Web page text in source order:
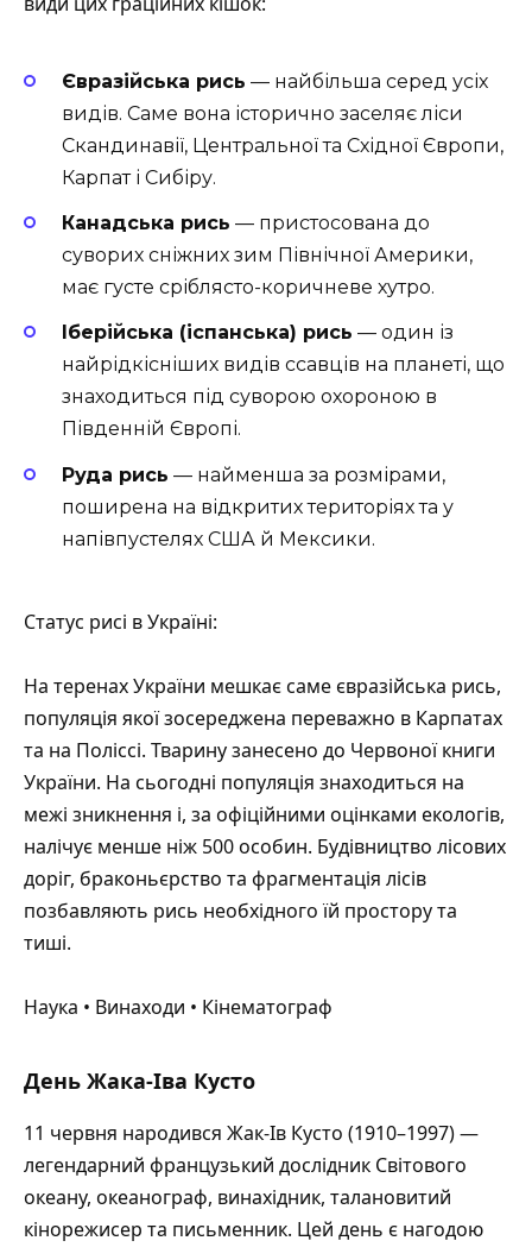
Євразійська рись — найбільша серед усіх
видів. Саме вона історично заселяє ліси
Скандинавії, Центральної та Східної Європи,
Карпат і Сибіру.
Канадська рись — пристосована до
суворих сніжних зим Північної Америки,
має густе сріблясто-коричневе хутро.
Іберійська (іспанська) рись — один із
найрідкісніших видів ссавців на планеті, що
знаходиться під суворою охороною в
Південній Європі.
Руда рись — найменша за розмірами,
поширена на відкритих територіях та у
напівпустелях США й Мексики.
Статус рисі в Україні:
На теренах України мешкає саме євразійська рись,
популяція якої зосереджена переважно в Карпатах
та на Поліссі. Тварину занесено до Червоної книги
України. На сьогодні популяція знаходиться на
межі зникнення і, за офіційними оцінками екологів,
налічує менше ніж 500 особин. Будівництво лісових
доріг, браконьєрство та фрагментація лісів
позбавляють рись необхідного їй простору та
тиші.
Наука • Винаходи • Кінематограф
День Жака-Іва Кусто
11 червня народився Жак-Ів Кусто (1910–1997) —
легендарний французький дослідник Світового
океану, океанограф, винахідник, талановитий
кінорежисер та письменник. Цей день є нагодою